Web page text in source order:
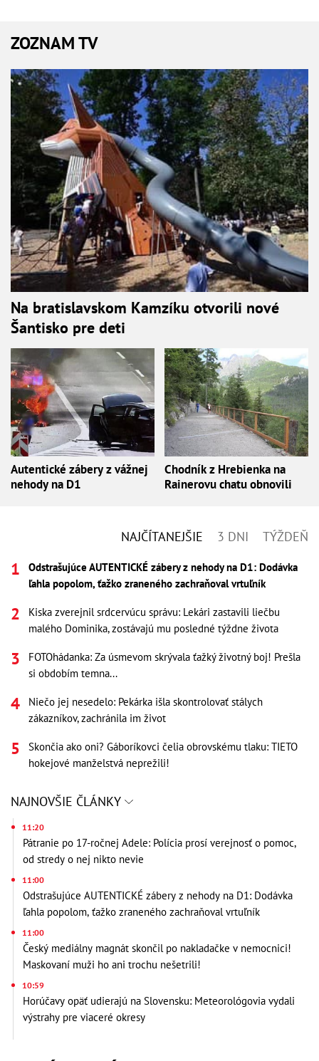
ZOZNAM TV
Na bratislavskom Kamzíku otvorili nové
Šantisko pre deti
Autentické zábery z vážnej
nehody na D1
Chodník z Hrebienka na
Rainerovu chatu obnovili
NAJČÍTANEJŠIE 3 DNI TÝŽDEŇ
Odstrašujúce AUTENTICKÉ zábery z nehody na D1: Dodávka
ľahla popolom, ťažko zraneného zachraňoval vrtuľník
Kiska zverejnil srdcervúcu správu: Lekári zastavili liečbu
malého Dominika, zostávajú mu posledné týždne života
FOTOhádanka: Za úsmevom skrývala ťažký životný boj! Prešla
si obdobím temna...
Niečo jej nesedelo: Pekárka išla skontrolovať stálych
zákazníkov, zachránila im život
Skončia ako oni? Gáboríkovci čelia obrovskému tlaku: TIETO
hokejové manželstvá neprežili!
NAJNOVŠIE ČLÁNKY
11:20
Pátranie po 17-ročnej Adele: Polícia prosí verejnosť o pomoc,
od stredy o nej nikto nevie
11:00
Odstrašujúce AUTENTICKÉ zábery z nehody na D1: Dodávka
ľahla popolom, ťažko zraneného zachraňoval vrtuľník
11:00
Český mediálny magnát skončil po nakladačke v nemocnici!
Maskovaní muži ho ani trochu nešetrili!
10:59
Horúčavy opäť udierajú na Slovensku: Meteorológovia vydali
výstrahy pre viaceré okresy